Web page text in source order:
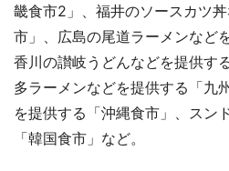
畿食市2」、福井のソースカツ
市」、広島の尾道ラーメンなど
香川の讃岐うどんなどを提供す
多ラーメンなどを提供する「九
を提供する「沖縄食市」、スン
「韓国食市」など。